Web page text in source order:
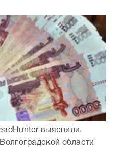
выяснили,
области